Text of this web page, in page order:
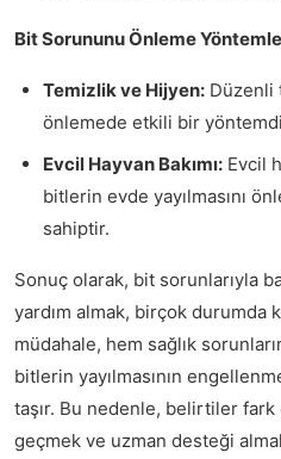
Bit Sorununu Önleme
Temizlik ve Hijyen: Düzenli
önlemede etkili bir
Evcil Hayvan Bakımı: Evcil
bitlerin evde yayılmasını
sahiptir.
Sonuç olarak, bit sorunlarıyla
yardım almak, birçok durumda
müdahale, hem sağlık
bitlerin yayılmasının
taşır. Bu nedenle, belirtiler
geçmek ve uzman desteği